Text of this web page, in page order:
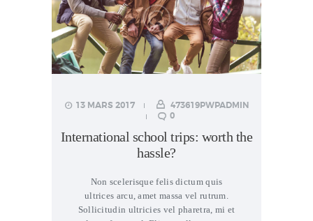
13 MARS 2017
473619PWPADMIN
0
International school trips: worth the
hassle?
Non scelerisque felis dictum quis
ultrices arcu, amet massa vel rutrum.
Sollicitudin ultricies vel pharetra, mi et